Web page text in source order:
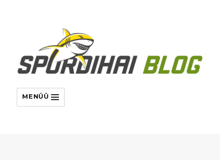
MENÜÜ